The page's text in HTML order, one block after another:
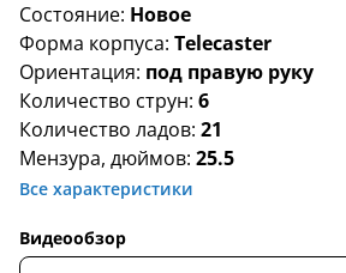
Состояние: Новое
Форма корпуса: Telecaster
Ориентация: под правую руку
Количество струн: 6
Количество ладов: 21
Мензура, дюймов: 25.5
Все характеристики
Видеообзор